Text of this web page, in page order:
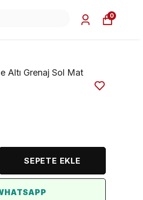
0
Altı Grenaj Sol Mat
SEPETE EKLE